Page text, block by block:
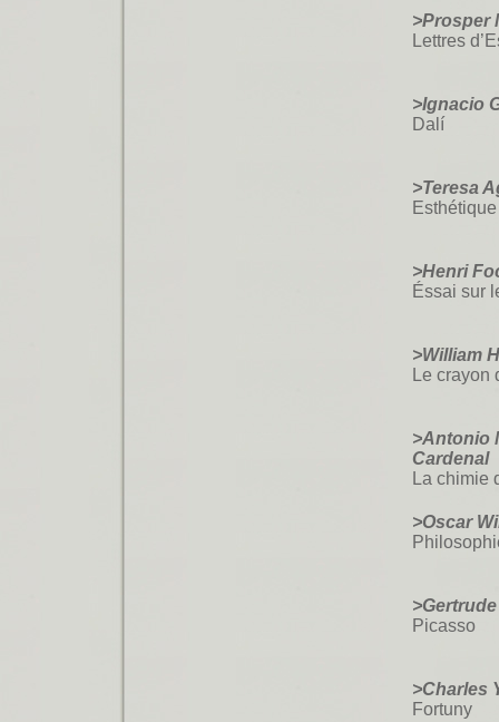
>Prosper
Lettres
>Ignacio
Dalí
>Teresa
>Henri
Éssai sur
>William
Le crayon
>Antonio
Cardenal
La chimie
>Oscar
Picasso
>Charles
Fortuny